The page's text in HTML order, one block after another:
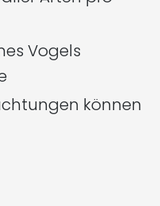
Vogels
können